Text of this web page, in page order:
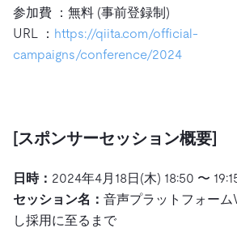
参加費 ：無料 (事前登録制)
URL ： https://qiita.com/official-
campaigns/conference/2024
[スポンサーセッション概要]
日時： 2024年4月18日(木) 18:50 〜
セッション名： 音声プラットフォー
し採用に至るまで